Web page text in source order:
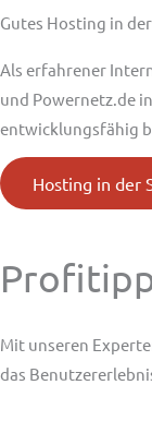
Gutes Hosting in
Als erfahrener
und Powernetz.de
entwicklungsfähig
Hosting in der
Mit unseren
das